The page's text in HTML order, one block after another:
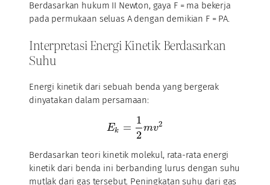
Berdasarkan hukum II Newton, gaya F = ma bekerja
pada permukaan seluas A dengan demikian F = PA.
Interpretasi Energi Kinetik Berdasarkan
Suhu
Energi kinetik dari sebuah benda yang bergerak
dinyatakan dalam persamaan:
Ek =
1
2
mv2
Berdasarkan teori kinetik molekul, rata-rata energi
kinetik dari benda ini berbanding lurus dengan suhu
mutlak dari gas tersebut. Peningkatan suhu dari gas